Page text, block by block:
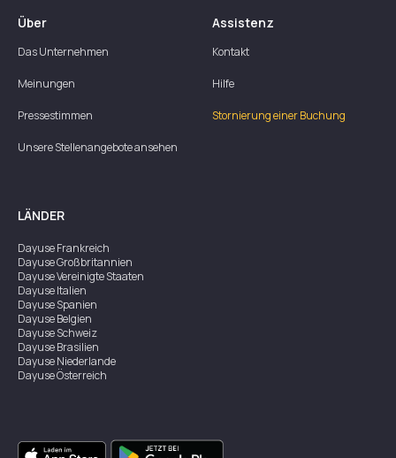
Über
Das Unternehmen
Meinungen
Pressestimmen
Unsere Stellenangebote ansehen
Assistenz
Kontakt
Hilfe
Stornierung einer Buchung
LÄNDER
DayuseFrankreich
DayuseGroßbritannien
DayuseVereinigte Staaten
DayuseItalien
DayuseSpanien
DayuseBelgien
DayuseSchweiz
DayuseBrasilien
DayuseNiederlande
DayuseÖsterreich
DayuseSingapur